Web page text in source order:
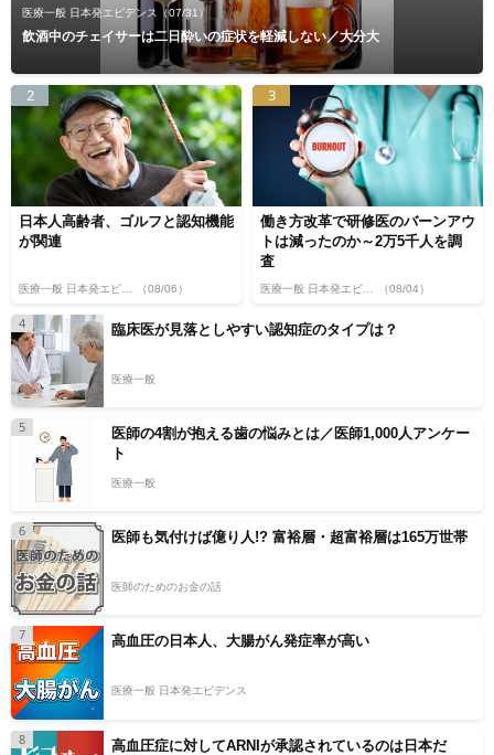
医療一般 日本発エビデンス （07/31）
飲酒中のチェイサーは二日酔いの症状を軽減しない／大分大
2
日本人高齢者、ゴルフと認知機能
が関連
（08/06）
3
働き方改革で研修医のバーンアウ
トは減ったのか～2万5千人を調
査
（08/04）
4 臨床医が見落としやすい認知症のタイプは？
医療一般
5
医師の4割が抱える歯の悩みとは／医師1,000人アンケー
ト
医療一般
6 医師も気付けば億り人!? 富裕層・超富裕層は165万世帯
医師のためのお金の話
7 高血圧の日本人、大腸がん発症率が高い
医療一般 日本発エビデンス
8
高血圧症に対してARNIが承認されているのは日本だ